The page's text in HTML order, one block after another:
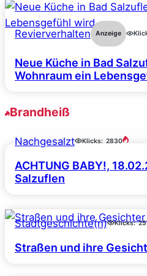
Revierverhalten Anzeige
Neue Küche in Bad
Wohnraum ein
Brandheiß
Nachgesalzt Klicks: 2830
ACHTUNG BABY!,
Salzuflen
Stadtgeschichte(n) Klicks:
Straßen und ihre